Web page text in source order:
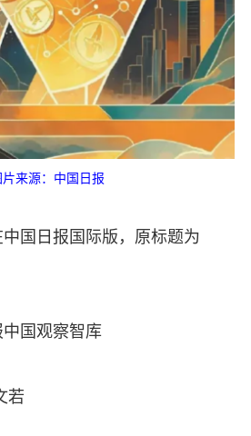
片来源：中国日报
国日报国际版，原标题为
国观察智库
若